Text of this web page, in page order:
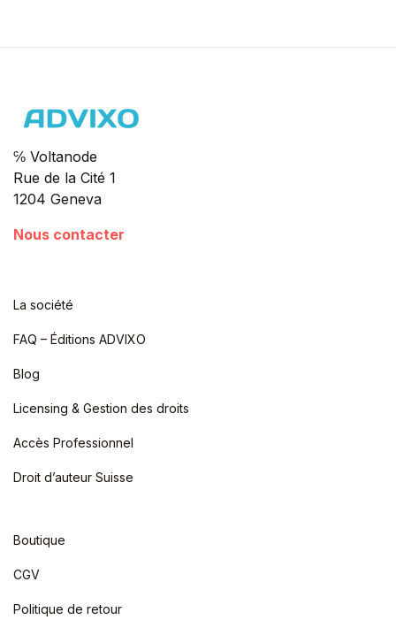
℅ Voltanode
Rue de la Cité 1
1204 Geneva
Nous contacter
La société
FAQ – Éditions ADVIXO
Blog
Licensing & Gestion des droits
Accès Professionnel
Droit d’auteur Suisse
Boutique
CGV
Politique de retour